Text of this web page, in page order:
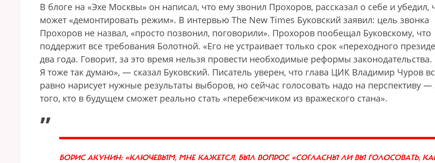
В блоге на «Эхе Москвы» он написал, что ему звонил Прохоров, рассказал о себе и убедил,
может «демонтировать режим». В интервью The New Times Буковский заявил: цель звонка
Прохоров не назвал, «просто позвонил, поговорили». Прохоров пообещал Буковскому, что
поддержит все требования Болотной. «Его не устраивает только срок «переходного
два года. Говорит, за это время нельзя провести необходимые реформы законодательства.
Я тоже так думаю», — сказал Буковский. Писатель уверен, что глава ЦИК Владимир Чуров
равно нарисует нужные результаты выборов, но сейчас голосовать надо на перспективу —
того, кто в будущем сможет реально стать «перебежчиком из вражеского стана».
„
БОРИС АКУНИН: «КЛЮЧЕВЫМ, МНЕ КАЖЕТСЯ, БЫЛ ВОПРОС «СОГЛАСНЫ ЛИ ВЫ ГОЛОСОВАТЬ,